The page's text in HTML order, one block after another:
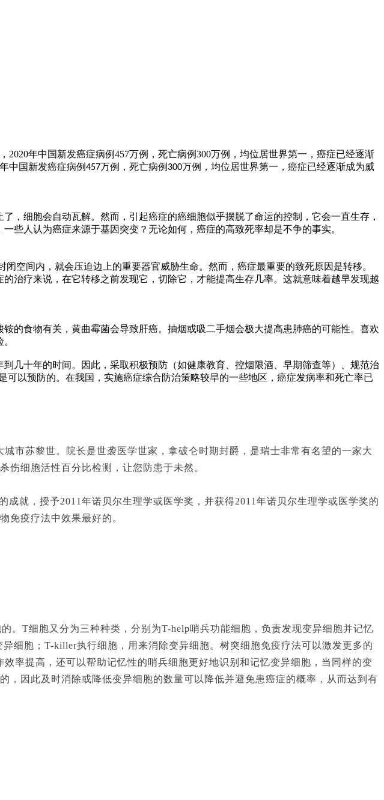
年中国新发癌症病例457万例，死亡病例300万例，均位居世界第一，癌症已经逐渐
年中国新发癌症病例457万例，死亡病例 300万例，均位居世界第一，癌症已经逐渐成为威
，细胞会自动瓦解。然而，引起癌症的癌细胞似乎摆脱了命运的控制，它会一直生存，
些人认为癌症来源于基因突变？无论如何，癌症的高致死率却是不争的事实。
空间内，就会压迫边上的重要器官威胁生命。然而，癌症最重要的致死原因是转移。
治疗来说，在它转移之前发现它，切除它，才能提高生存几率。这就意味着越早发现越
的食物有关，黄曲霉菌会导致肝癌。抽烟或吸二手烟会极大提高患肺癌的可能性。喜欢
几十年的时间。因此，采取积极预防（如健康教育、控烟限酒、早期筛查等）、规范治
可以预防的。在我国，实施癌症综合防治策略较早的一些地区，癌症发病率和死亡率已
市苏黎世。院长是世袭医学世家，拿破仑时期封爵，是瑞士非常有名望的一家大
伤细胞活性百分比检测，让您防患于未然。
就，授予2011年诺贝尔生理学或医学奖，并获得2011年诺贝尔生理学或医学奖的
免疫疗法中效果最好的。
。T细胞又分为三种种类，分别为T-help哨兵功能细胞，负责发现变异细胞并记忆
细胞；T-killer执行细胞，用来消除变异细胞。树突细胞免疫疗法可以激发更多的
率提高，还可以帮助记忆性的哨兵细胞更好地识别和记忆变异细胞，当同样的变
因此及时消除或降低变异细胞的数量可以降低并避免患癌症的概率，从而达到有